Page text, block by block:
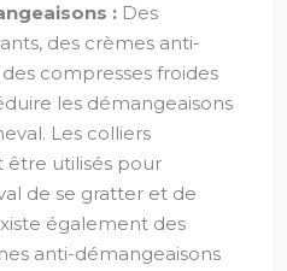
: Des
des crèmes anti-
compresses froides
les démangeaisons
Les colliers
être utilisés pour
de se gratter et de
également des
anti-démangeaisons